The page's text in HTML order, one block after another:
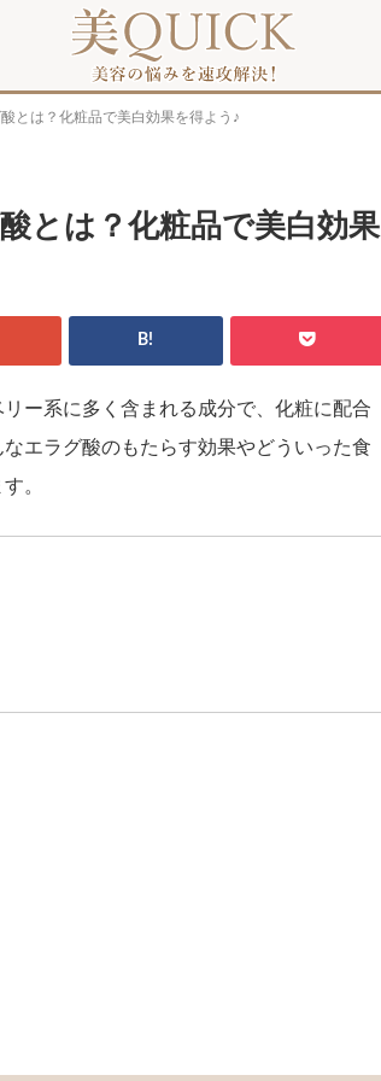
とは？化粧品で美白効果を得よう♪
とは？化粧品で美白効果
B!
ー系に多く含まれる成分で、化粧に配合
エラグ酸のもたらす効果やどういった食
。